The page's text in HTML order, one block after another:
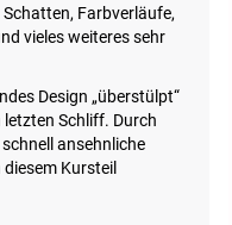
Farbverläufe,
vieles weiteres sehr
Design „überstülpt“
letzten Schliff. Durch
ansehnliche
Kursteil